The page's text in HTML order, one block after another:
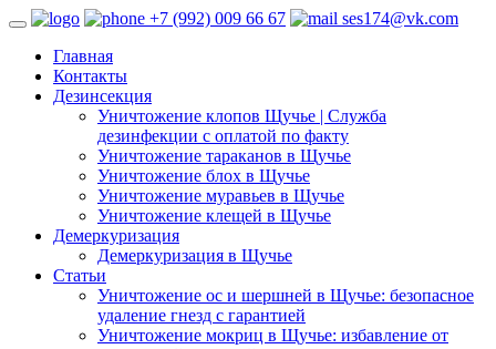
+7 (992) 009 66 67
ses174@vk.com
Главная
Контакты
Дезинсекция
Уничтожение клопов Щучье | Служба
дезинфекции с оплатой по факту
Уничтожение тараканов в Щучье
Уничтожение блох в Щучье
Уничтожение муравьев в Щучье
Уничтожение клещей в Щучье
Демеркуризация
Демеркуризация в Щучье
Статьи
Уничтожение ос и шершней в Щучье: безопасное
удаление гнезд с гарантией
Уничтожение мокриц в Щучье: избавление от